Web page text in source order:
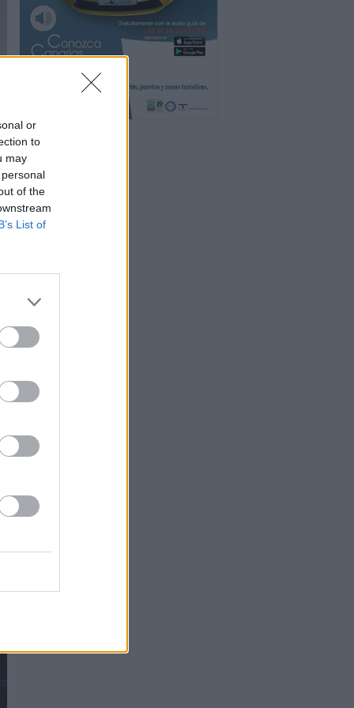
or
to
may
of the
List of